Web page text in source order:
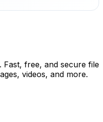
free, and secure file
videos, and more.